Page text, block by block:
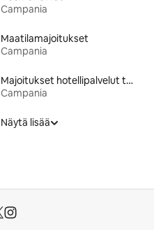
Campania
Maatilamajoitukset
Campania
Majoitukset hotellipalvelut tarjoavissa huoneistoissa
Campania
Näytä lisää